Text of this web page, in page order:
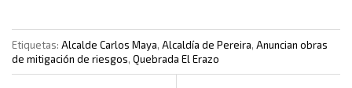
Etiquetas: Alcalde Carlos Maya, Alcaldía de Pereira, Anuncian obras
de mitigación de riesgos, Quebrada El Erazo